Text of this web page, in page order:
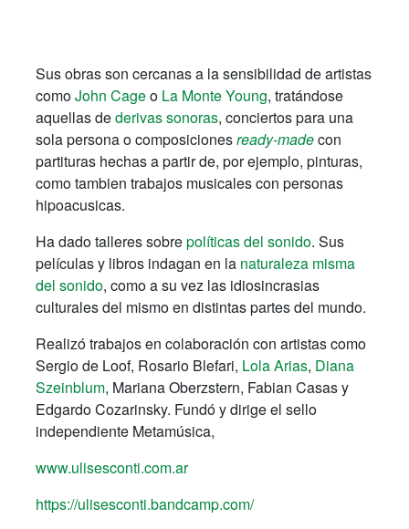
Sus obras son cercanas a la sensibilidad de artistas
comoJohn Cageo La Monte Young, tratándose
aquellas dederivas sonoras, conciertos para una
sola persona o composicionesready-madecon
partituras hechas a partir de, por ejemplo, pinturas,
como tambien trabajos musicales con personas
hipoacusicas.
Ha dado talleres sobrepolíticas del sonido. Sus
películas y libros indagan en la naturaleza misma
del sonido, como a su vez las idiosincrasias
culturales del mismo en distintas partes del mundo.
Realizó trabajos en colaboración con artistas como
Sergio de Loof, Rosario Blefari, Lola Arias, Diana
Szeinblum, Mariana Oberzstern, Fabian Casas y
Edgardo Cozarinsky. Fundó y dirige el sello
independiente Metamúsica,
www.ulisesconti.com.ar
https://ulisesconti.bandcamp.com/